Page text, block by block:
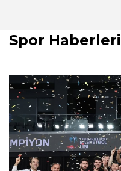
Spor Haberleri